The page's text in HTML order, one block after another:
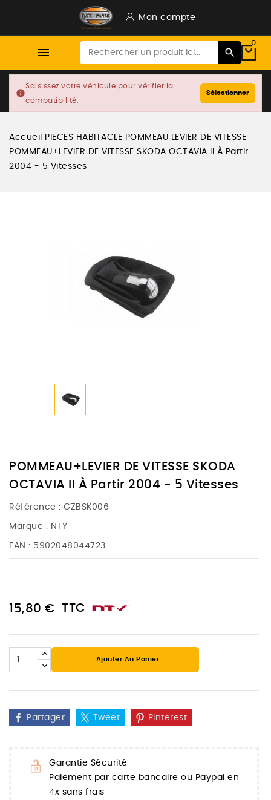
Mon compte

0
info
Saisissez votre véhicule pour vérifier la
compatibilité.
Sélectionner
Accueil PIECES HABITACLE POMMEAU LEVIER DE VITESSE
POMMEAU+LEVIER DE VITESSE SKODA OCTAVIA II À Partir
2004 - 5 Vitesses
POMMEAU+LEVIER DE VITESSE SKODA
OCTAVIA II À Partir 2004 - 5 Vitesses
Référence : GZBSK006
Marque : NTY
EAN : 5902048044723
15,80 € TTC
Ajouter Au Panier
Partager Tweet Pinterest
Garantie Sécurité
Paiement par carte bancaire ou Paypal en
4x sans frais